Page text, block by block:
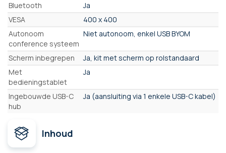
Bluetooth
Ja
VESA
400 x 400
Autonoom
conference systeem
Niet autonoom, enkel USB BYOM
Scherm inbegrepen
Ja, kit met scherm op rolstandaard
Met
bedieningstablet
Ja
Ingebouwde USB-C
hub
Ja (aansluiting via 1 enkele USB-C kabel)
Inhoud